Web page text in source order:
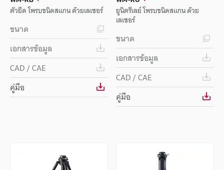
ตัวยึด โพรบชนิดสแกน ด้วยเลเซอร์
ขนาด
เอกสารข้อมูล
CAD / CAE
คู่มือ
ยูนิตรีเลย์ โพรบชนิดสแกน ด้วย
เลเซอร์
ขนาด
เอกสารข้อมูล
CAD / CAE
คู่มือ